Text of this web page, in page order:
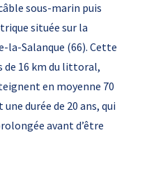
sous-marin puis
située sur la
la-Salanque (66). Cette
de 16 km du littoral,
en moyenne 70
durée de 20 ans, qui
avant d’être